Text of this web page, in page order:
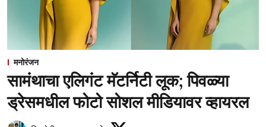
मनोरंजन
सामंथाचा एलिगंट मॅटर्निटी लूक; पिवळ्या
ड्रेसमधील फोटो सोशल मीडियावर व्हायरल